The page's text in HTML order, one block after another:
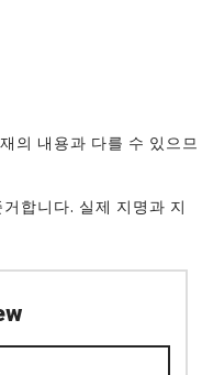
의 내용과 다를 수 있으므
합니다. 실제 지명과 지